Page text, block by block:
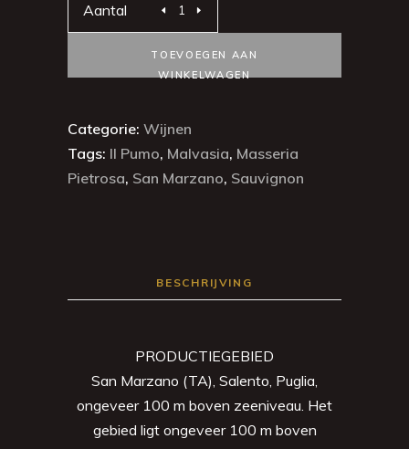
Aantal
TOEVOEGEN AAN
WINKELWAGEN
Categorie: Wijnen
Tags: Il Pumo, Malvasia, Masseria
Pietrosa, San Marzano, Sauvignon
BESCHRIJVING
PRODUCTIEGEBIED
San Marzano (TA), Salento, Puglia,
ongeveer 100 m boven zeeniveau. Het
gebied ligt ongeveer 100 m boven